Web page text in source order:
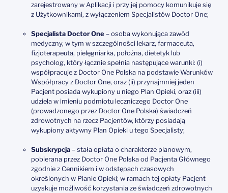
zarejestrowany w Aplikacji i przy jej pomocy komunikuje się
z Użytkownikami, z wyłączeniem Specjalistów Doctor One;
Specjalista Doctor One – osoba wykonująca zawód
medyczny, w tym w szczególności lekarz, farmaceuta,
fizjoterapeuta, pielęgniarka, położna, dietetyk lub
psycholog, który łącznie spełnia następujące warunki: (i)
współpracuje z Doctor One Polska na podstawie Warunków
Współpracy z Doctor One, oraz (ii) przynajmniej jeden
Pacjent posiada wykupiony u niego Plan Opieki, oraz (iii)
udziela w imieniu podmiotu leczniczego Doctor One
(prowadzonego przez Doctor One Polska) świadczeń
zdrowotnych na rzecz Pacjentów, którzy posiadają
wykupiony aktywny Plan Opieki u tego Specjalisty;
Subskrypcja – stała opłata o charakterze planowym,
pobierana przez Doctor One Polska od Pacjenta Głównego
zgodnie z Cennikiem i w odstępach czasowych
określonych w Planie Opieki; w ramach tej opłaty Pacjent
uzyskuje możliwość korzystania ze świadczeń zdrowotnych